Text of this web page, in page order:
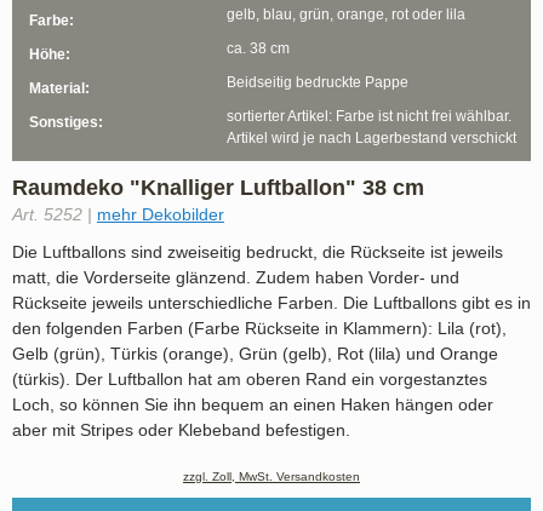
Raumdeko "Knalliger Luftballon" 38 cm
Art. 5252 | mehr Dekobilder
Die Luftballons sind zweiseitig bedruckt, die Rückseite ist jeweils
matt, die Vorderseite glänzend. Zudem haben Vorder- und
Rückseite jeweils unterschiedliche Farben. Die Luftballons gibt es in
den folgenden Farben (Farbe Rückseite in Klammern): Lila (rot),
Gelb (grün), Türkis (orange), Grün (gelb), Rot (lila) und Orange
(türkis). Der Luftballon hat am oberen Rand ein vorgestanztes
Loch, so können Sie ihn bequem an einen Haken hängen oder
aber mit Stripes oder Klebeband befestigen.
zzgl. Zoll, MwSt. Versandkosten
Farbe: gelb, blau, grün, orange, rot oder lila
Höhe: ca. 38 cm
Material: Beidseitig bedruckte Pappe
Sonstiges:
sortierter Artikel: Farbe ist nicht frei wählbar.
Artikel wird je nach Lagerbestand verschickt